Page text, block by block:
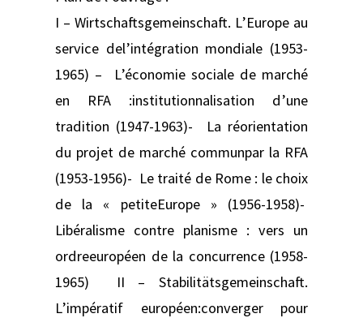
I – Wirtschaftsgemeinschaft. L’Europe au
service del’intégration mondiale (1953-
1965) – L’économie sociale de marché
en RFA :institutionnalisation d’une
tradition (1947-1963)- La réorientation
du projet de marché communpar la RFA
(1953-1956)- Le traité de Rome : le choix
de la « petiteEurope » (1956-1958)-
Libéralisme contre planisme : vers un
ordreeuropéen de la concurrence (1958-
1965) II – Stabilitätsgemeinschaft.
L’impératif européen:converger pour